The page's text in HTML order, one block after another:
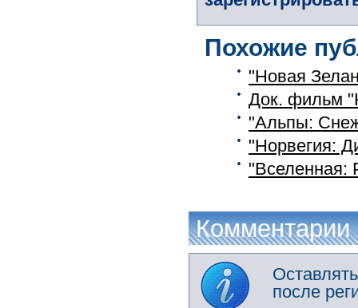
Похожие
"Новая
Док. фильм
"Альпы:
"Норвегия:
"Вселенная:
Комментарии
после